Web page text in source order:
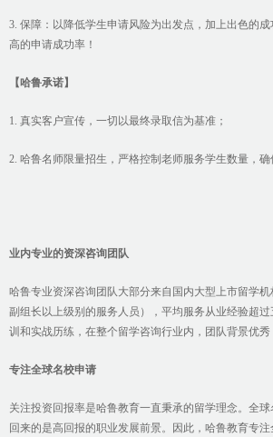
3. 保障：以降低学生申请风险为出发点，加上出色的
高的申请成功率！
【哈鲁承诺】
1. 真实客户宣传，一切以最终录取信为基准；
2. 哈鲁名师限量招生，严格控制老师服务学生数量，确
业内专业的资深咨询团队
哈鲁专业资深咨询团队大部分来自国内大型上市留学
副组长以上级别的服务人员），平均服务从业经验超
训和实战历练，在整个留学咨询行业内，团队背景优秀
专注全球名校申请
关注投资回报率是哈鲁教育一直秉承的留学理念。全
回来的是高回报的职业发展前景。因此，哈鲁教育专